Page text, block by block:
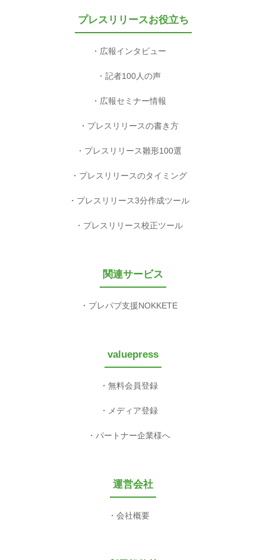
プレスリリースお役立ち
広報インタビュー
記者100人の声
広報セミナー情報
プレスリリースの書き方
プレスリリース雛形100選
プレスリリースのタイミング
プレスリリース3分作成ツール
プレスリリース校正ツール
関連サービス
プレパブ支援NOKKETE
valuepress
無料会員登録
メディア登録
パートナー企業様へ
運営会社
会社概要